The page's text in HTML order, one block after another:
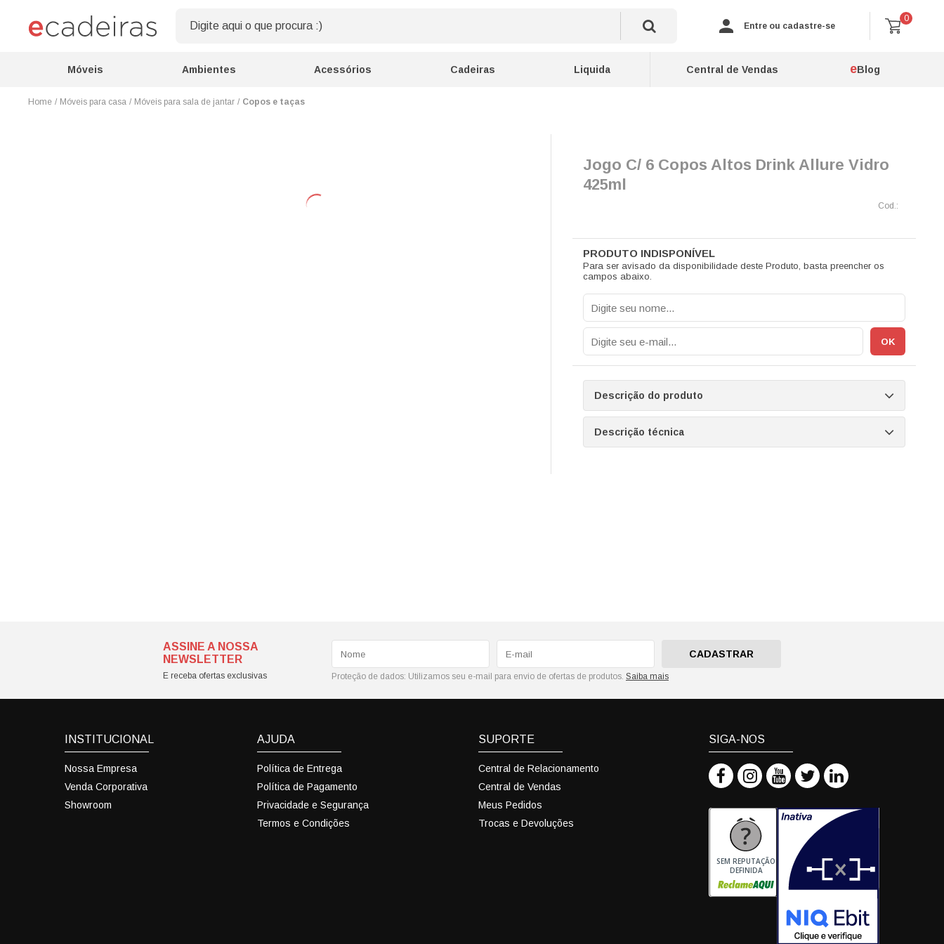
0
Entre ou cadastre-se
Móveis Ambientes Acessórios Cadeiras Liquida Central de Vendas eBlog
Móveis para casa Móveis para sala de jantar Copos e taças
Jogo C/ 6 Copos Altos Drink Allure Vidro
425ml
Para ser avisado da disponibilidade deste Produto, basta preencher os
campos abaixo.
Descrição do produto
Descrição técnica
ASSINE A NOSSA
NEWSLETTER
E receba ofertas exclusivas
CADASTRAR
Proteção de dados: Utilizamos seu e-mail para envio de ofertas de produtos. Saiba mais
INSTITUCIONAL
Nossa Empresa
Venda Corporativa
Showroom
AJUDA
Política de Entrega
Política de Pagamento
Privacidade e Segurança
Termos e Condições
SUPORTE
Central de Relacionamento
Central de Vendas
Meus Pedidos
Trocas e Devoluções
SIGA-NOS
SEM REPUTAÇÃO
DEFINIDA